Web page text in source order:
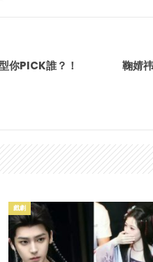
你PICK誰？！
鞠婧
戲劇